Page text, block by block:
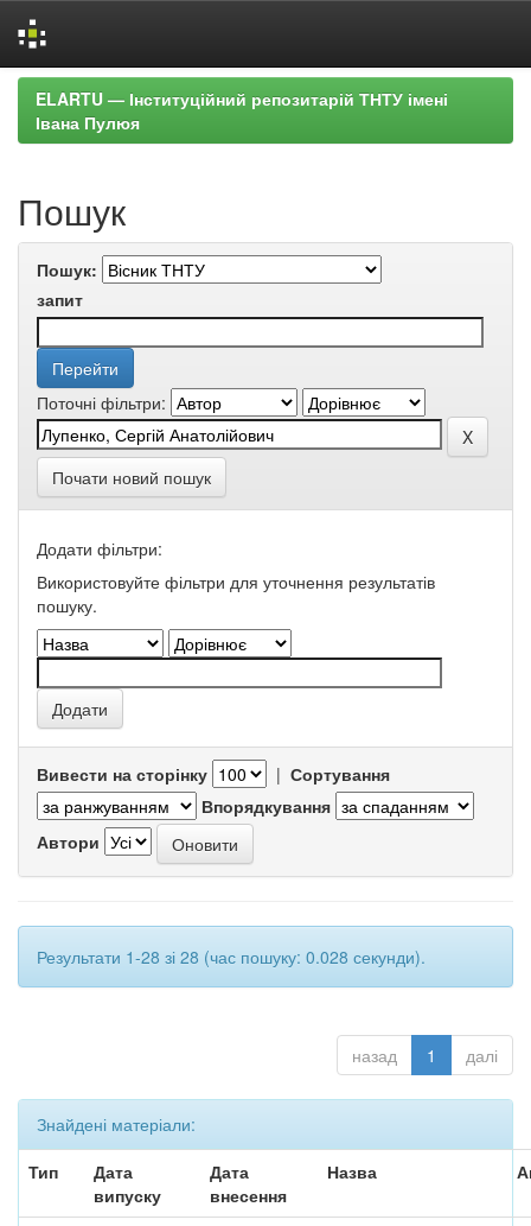
Skip
navigation
ELARTU — Інституційний репозитарій ТНТУ імені
Івана Пулюя
Пошук
Пошук:
запит
Поточні фільтри:
Почати новий пошук
Додати фільтри:
Використовуйте фільтри для уточнення результатів
пошуку.
Вивести на сторінку | Сортування
Впорядкування
Автори
Результати 1-28 зі 28 (час пошуку: 0.028 секунди).
назад 1 далі
Знайдені матеріали:
Тип
Дата
випуску
Дата
внесення
Назва